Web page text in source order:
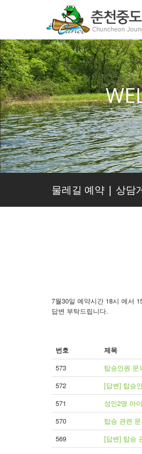
물레길 예약 | 상담
7월30일 예약시간 18시 에서
답변 부탁드립니다.
번호 제목
573
탑승인원 문
572
[답변] 탑승
571
성인2명 아
570
탑승 관련 문
569
[답변] 탑승